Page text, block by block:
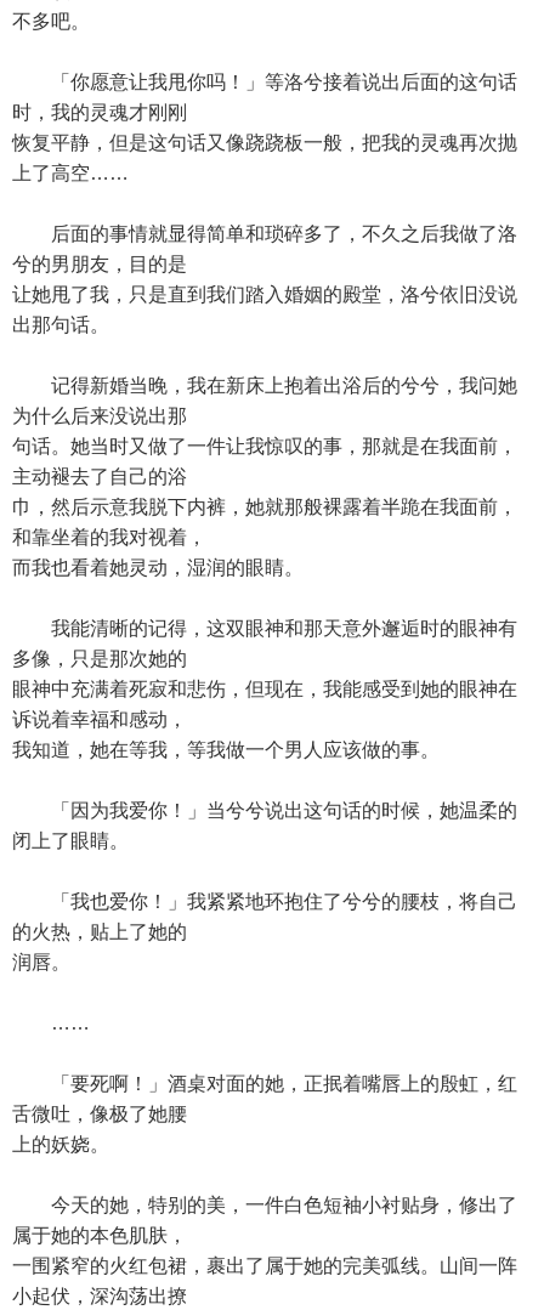
不多吧。
「你愿意让我甩你吗！」等洛兮接着说出后面的这句话
时，我的灵魂才刚刚
恢复平静，但是这句话又像跷跷板一般，把我的灵魂再次抛
上了高空……
后面的事情就显得简单和琐碎多了，不久之后我做了洛
兮的男朋友，目的是
让她甩了我，只是直到我们踏入婚姻的殿堂，洛兮依旧没说
出那句话。
记得新婚当晚，我在新床上抱着出浴后的兮兮，我问她
为什么后来没说出那
句话。她当时又做了一件让我惊叹的事，那就是在我面前，
主动褪去了自己的浴
巾，然后示意我脱下内裤，她就那般裸露着半跪在我面前，
和靠坐着的我对视着，
而我也看着她灵动，湿润的眼睛。
我能清晰的记得，这双眼神和那天意外邂逅时的眼神有
多像，只是那次她的
眼神中充满着死寂和悲伤，但现在，我能感受到她的眼神在
诉说着幸福和感动，
我知道，她在等我，等我做一个男人应该做的事。
「因为我爱你！」当兮兮说出这句话的时候，她温柔的
闭上了眼睛。
「我也爱你！」我紧紧地环抱住了兮兮的腰枝，将自己
的火热，贴上了她的
润唇。
……
「要死啊！」酒桌对面的她，正抿着嘴唇上的殷虹，红
舌微吐，像极了她腰
上的妖娆。
今天的她，特别的美，一件白色短袖小衬贴身，修出了
属于她的本色肌肤，
一围紧窄的火红包裙，裹出了属于她的完美弧线。山间一阵
小起伏，深沟荡出撩